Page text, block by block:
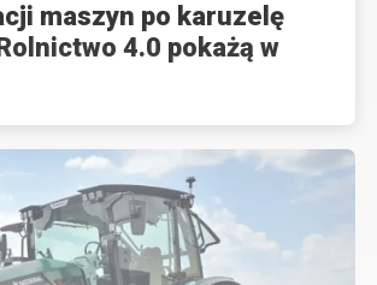
maszyn po karuzelę
4.0 pokażą w